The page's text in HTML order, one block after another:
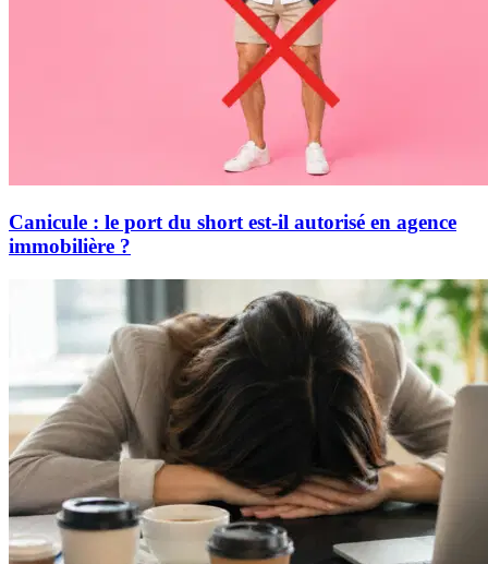
Canicule : le port du short est-il autorisé en agence
immobilière ?